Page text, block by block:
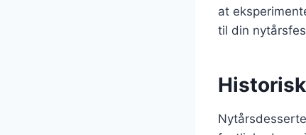
at
til din